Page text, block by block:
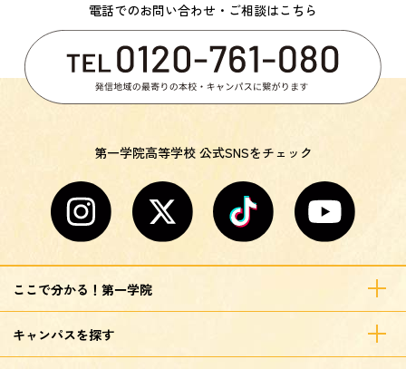
電話でのお問い合わせ・ご相談はこちら
第一学院高等学校 公式SNSをチェック
ここで分かる！第一学院
キャンパスを探す